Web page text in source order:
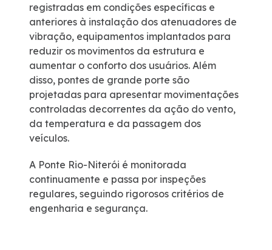
registradas em condições específicas e
anteriores à instalação dos atenuadores de
vibração, equipamentos implantados para
reduzir os movimentos da estrutura e
aumentar o conforto dos usuários. Além
disso, pontes de grande porte são
projetadas para apresentar movimentações
controladas decorrentes da ação do vento,
da temperatura e da passagem dos
veículos.
A Ponte Rio-Niterói é monitorada
continuamente e passa por inspeções
regulares, seguindo rigorosos critérios de
engenharia e segurança.